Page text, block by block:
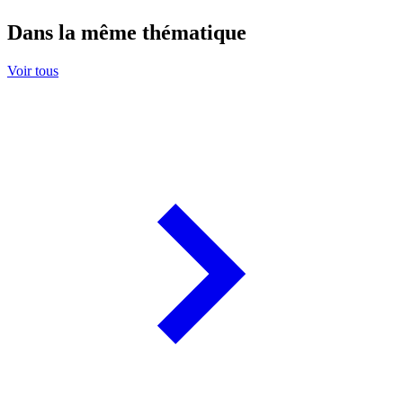
Dans la même thématique
Voir tous